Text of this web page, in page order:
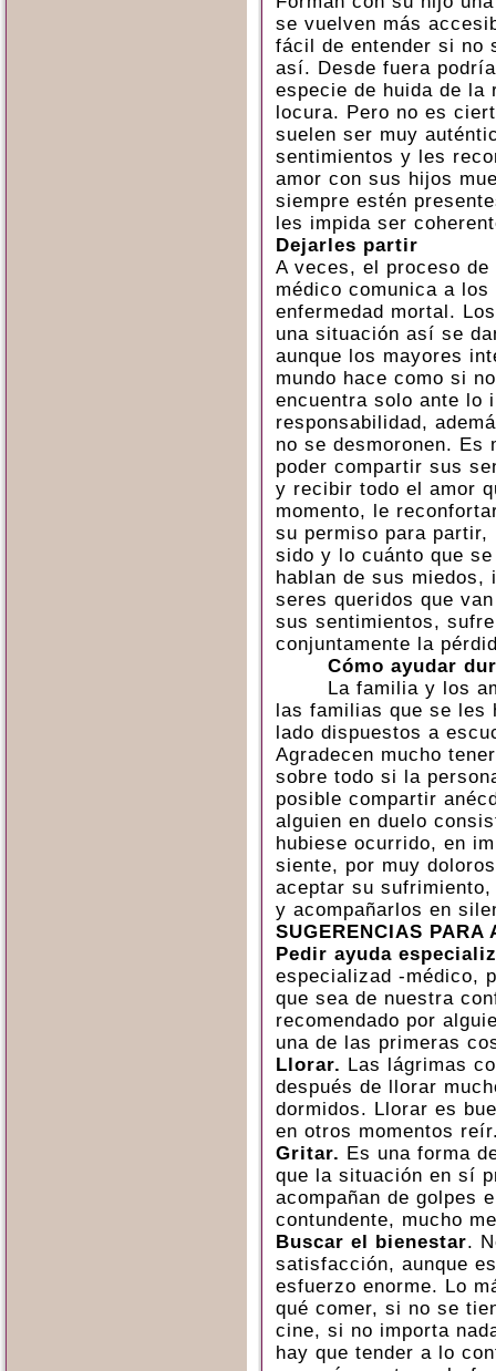
se vuelven más
fácil de entender si no
así. Desde fuera
especie de huida de la
locura. Pero no es
suelen ser muy
sentimientos y les
amor con sus hijos
siempre estén
les impida ser
Dejarles partir
A veces, el proceso
médico comunica a
enfermedad mortal.
una situación así se
aunque los mayores
mundo hace como si
encuentra solo ante lo
responsabilidad,
no se desmoronen. Es
poder compartir sus
y recibir todo el amor
momento, le
su permiso para partir,
sido y lo cuánto que
hablan de sus miedos,
seres queridos que
sus sentimientos,
conjuntamente la
Cómo ayudar
La familia y los
las familias que se les
lado dispuestos a
Agradecen mucho
sobre todo si la
posible compartir
alguien en duelo
hubiese ocurrido, en
siente, por muy
aceptar su
y acompañarlos en
SUGERENCIAS PARA
Pedir ayuda
especializad -médico,
que sea de nuestra
recomendado por
una de las primeras
Llorar. Las lágrimas
después de llorar
dormidos. Llorar es
en otros momentos
Gritar. Es una forma
que la situación en sí
acompañan de golpes
contundente, mucho
Buscar el bienestar.
satisfacción, aunque
esfuerzo enorme. Lo
qué comer, si no se
cine, si no importa
hay que tender a lo